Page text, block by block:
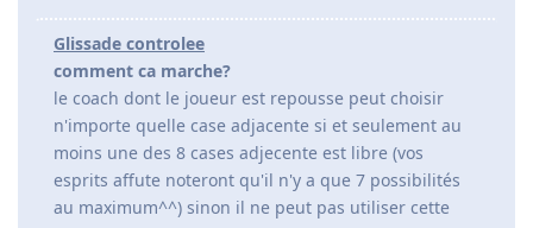
Glissade controlee
comment ca marche?
le coach dont le joueur est repousse peut choisir
n'importe quelle case adjacente si et seulement au
moins une des 8 cases adjecente est libre (vos
esprits affute noteront qu'il n'y a que 7 possibilités
au maximum^^) sinon il ne peut pas utiliser cette